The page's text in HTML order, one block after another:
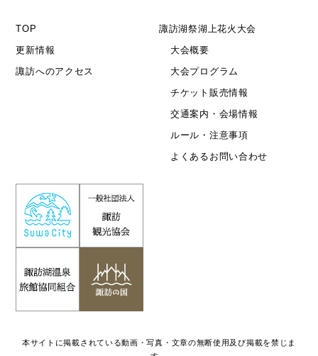
TOP
更新情報
諏訪へのアクセス
諏訪湖祭湖上花火大会
大会概要
大会プログラム
チケット販売情報
交通案内・会場情報
ルール・注意事項
よくあるお問い合わせ
本サイトに掲載されている動画・写真・文章の無断使用及び掲載を禁じま